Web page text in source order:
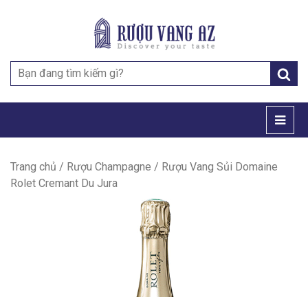
Search
for:
Trang chủ / Rượu Champagne / Rượu Vang Sủi Domaine
Rolet Cremant Du Jura